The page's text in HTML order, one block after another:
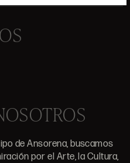
de Ansorena, buscamos
por el Arte, la Cultura,